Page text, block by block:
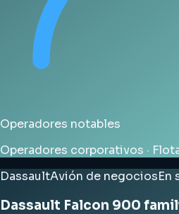
Operadores notables
Operadores corporativos ·
DassaultAvión de negociosEn
Dassault Falcon 900